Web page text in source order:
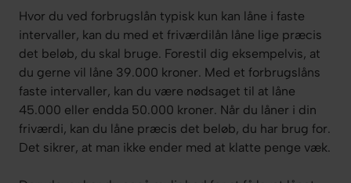
Hvor du ved forbrugslån typisk kun kan låne i faste
intervaller, kan du med et friværdilån låne lige præcis
det beløb, du skal bruge. Forestil dig eksempelvis, at
du gerne vil låne 39.000 kroner. Med et forbrugslåns
faste intervaller, kan du være nødsaget til at låne
45.000 eller endda 50.000 kroner. Når du låner i din
friværdi, kan du låne præcis det beløb, du har brug for.
Det sikrer, at man ikke ender med at klatte penge væk.